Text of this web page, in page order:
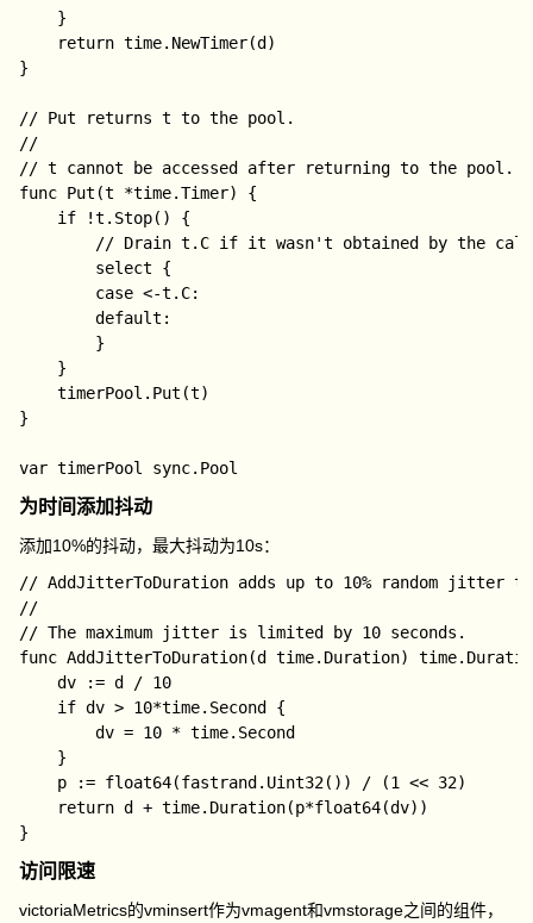
}
// Put returns t to the pool.
//
// t cannot be accessed after returning to the pool.
func Put(t *time.Timer) {
		default:
	timerPool.Put(t)
}
为时间添加抖动
添加10%的抖动，最大抖动为10s：
// AddJitterToDuration adds up to 10% random jitter
//
// The maximum jitter is limited by 10 seconds.
func AddJitterToDuration(d time.Duration)
	dv := d / 10
		dv = 10 * time.Second
访问限速
victoriaMetrics的vminsert作为vmagent和vmstorage之间的组件，